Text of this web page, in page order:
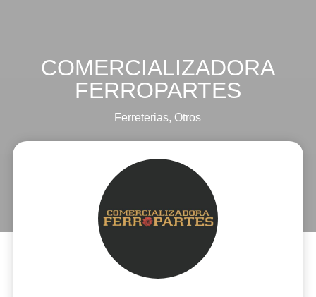
COMERCIALIZADORA
FERROPARTES
Ferreterias, Otros